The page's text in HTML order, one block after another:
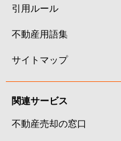
引用ルール
不動産用語集
サイトマップ
関連サービス
不動産売却の窓口